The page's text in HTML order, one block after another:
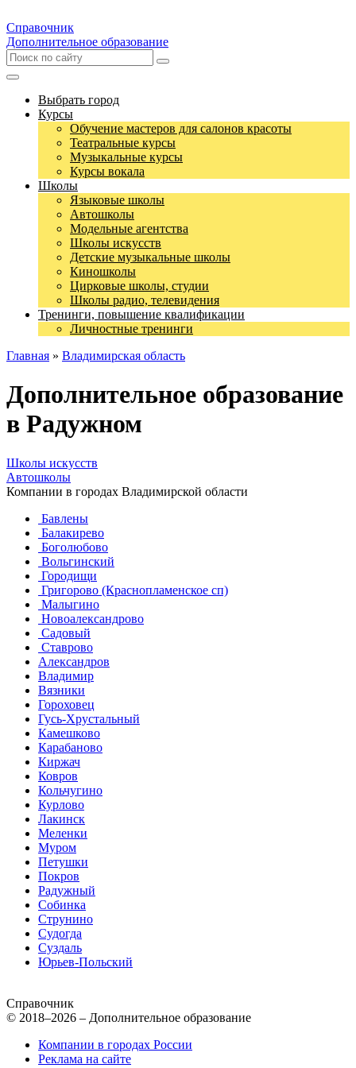
Справочник
Дополнительное образование
Выбрать город
Курсы
Обучение мастеров для салонов красоты
Театральные курсы
Музыкальные курсы
Курсы вокала
Школы
Языковые школы
Автошколы
Модельные агентства
Школы искусств
Детские музыкальные школы
Киношколы
Цирковые школы, студии
Школы радио, телевидения
Тренинги, повышение квалификации
Личностные тренинги
Главная » Владимирская область
Дополнительное образование
в Радужном
Школы искусств
Автошколы
Компании в городах Владимирской области
Бавлены
Балакирево
Боголюбово
Вольгинский
Городищи
Григорово (Краснопламенское сп)
Малыгино
Новоалександрово
Садовый
Ставрово
Александров
Владимир
Вязники
Гороховец
Гусь-Хрустальный
Камешково
Карабаново
Киржач
Ковров
Кольчугино
Курлово
Лакинск
Меленки
Муром
Петушки
Покров
Радужный
Собинка
Струнино
Судогда
Суздаль
Юрьев-Польский
Справочник
© 2018–2026 – Дополнительное образование
Компании в городах России
Реклама на сайте